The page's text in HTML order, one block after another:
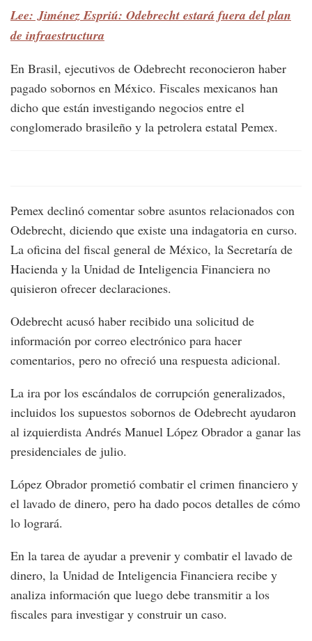
Lee: Jiménez Espriú: Odebrecht estará fuera del plan
de infraestructura
En Brasil, ejecutivos de Odebrecht reconocieron haber
pagado sobornos en México. Fiscales mexicanos han
dicho que están investigando negocios entre el
conglomerado brasileño y la petrolera estatal Pemex.
Pemex declinó comentar sobre asuntos relacionados con
Odebrecht, diciendo que existe una indagatoria en curso.
La oficina del fiscal general de México, la Secretaría de
Hacienda y la Unidad de Inteligencia Financiera no
quisieron ofrecer declaraciones.
Odebrecht acusó haber recibido una solicitud de
información por correo electrónico para hacer
comentarios, pero no ofreció una respuesta adicional.
La ira por los escándalos de corrupción generalizados,
incluidos los supuestos sobornos de Odebrecht ayudaron
al izquierdista Andrés Manuel López Obrador a ganar las
presidenciales de julio.
López Obrador prometió combatir el crimen financiero y
el lavado de dinero, pero ha dado pocos detalles de cómo
lo logrará.
En la tarea de ayudar a prevenir y combatir el lavado de
dinero, la Unidad de Inteligencia Financiera recibe y
analiza información que luego debe transmitir a los
fiscales para investigar y construir un caso.